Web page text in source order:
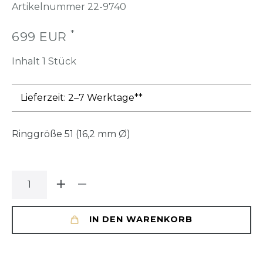
Artikelnummer 22-9740
699 EUR *
Inhalt 1 Stück
Lieferzeit: 2–7 Werktage**
Ringgröße 51 (16,2 mm Ø)
IN DEN WARENKORB